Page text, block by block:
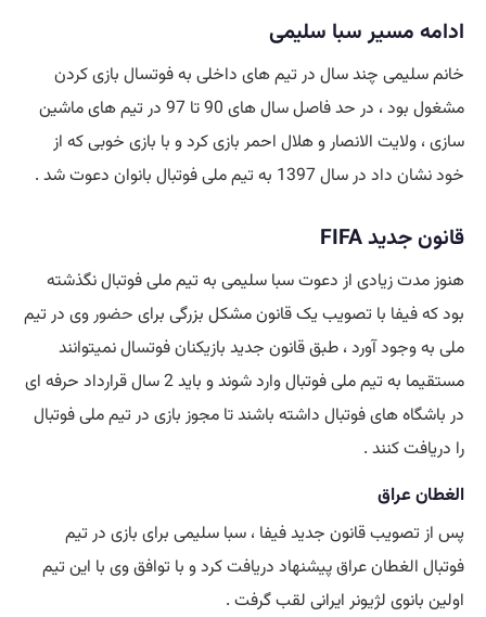
ادامه مسیر سبا سلیمی
خانم سلیمی چند سال در تیم های داخلی به فوتسال بازی کردن
مشغول بود ، در حد فاصل سال های 90 تا 97 در تیم های ماشین
سازی ، ولایت الانصار و هلال احمر بازی کرد و با بازی خوبی که از
خود نشان داد در سال 1397 به تیم ملی فوتبال بانوان دعوت شد .
قانون جدید FIFA
هنوز مدت زیادی از دعوت سبا سلیمی به تیم ملی فوتبال نگذشته
بود که فیفا با تصویب یک قانون مشکل بزرگی برای حضوروی در تیم
ملی به وجود آورد ، طبق قانون جدید بازیکنان فوتسال نمیتوانند
مستقیما به تیم ملی فوتبال وارد شوند و باید 2 سال قرارداد حرفه ای
در باشگاه های فوتبال داشته باشند تا مجوز بازی در تیم ملی فوتبال
را دریافت کنند .
الغطان عراق
پس از تصویب قانون جدید فیفا ، سبا سلیمی برای بازی در تیم
فوتبال الغطان عراق پیشنهاد دریافت کرد و با توافق وی با این تیم
اولین بانوی لژیونر ایرانی لقب گرفت .